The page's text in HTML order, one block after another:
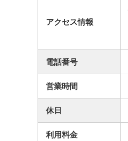
アクセス情報
電話番号
営業時間
休日
利用料金